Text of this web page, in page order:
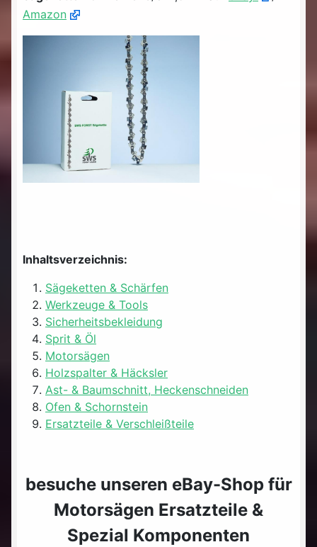
Amazon
Inhaltsverzeichnis:
Sägeketten & Schärfen
Werkzeuge & Tools
Sicherheitsbekleidung
Sprit & Öl
Motorsägen
Holzspalter & Häcksler
Ast- & Baumschnitt, Heckenschneiden
Ofen & Schornstein
Ersatzteile & Verschleißteile
besuche unseren eBay-Shop für
Motorsägen Ersatzteile &
Spezial Komponenten